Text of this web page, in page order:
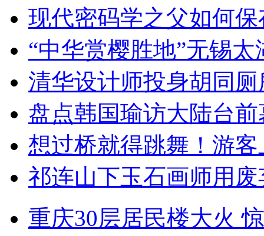
现代密码学之父如何
“中华赏樱胜地”无锡
清华设计师投身胡同
盘点韩国瑜访大陆台
想过桥就得跳舞！游客
祁连山下玉石画师用
重庆30层居民楼大火